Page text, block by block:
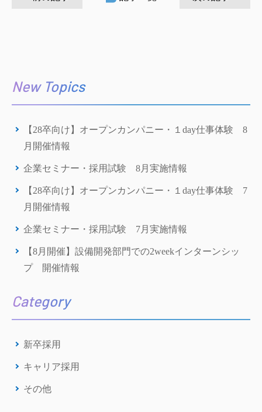
New Topics
【28卒向け】オープンカンパニー・１day仕事体験 8
月開催情報
企業セミナー・採用試験 8月実施情報
【28卒向け】オープンカンパニー・１day仕事体験 7
月開催情報
企業セミナー・採用試験 7月実施情報
【8月開催】設備開発部門での2weekインターンシッ
プ 開催情報
Category
新卒採用
キャリア採用
その他